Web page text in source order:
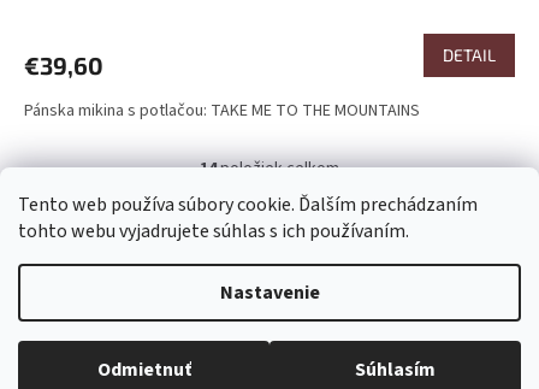
Tento web používa súbory cookie. Ďalším prechádzaním
tohto webu vyjadrujete súhlas s ich používaním.
Nastavenie
Odmietnuť Súhlasím
€39,60 DETAIL
Pánska mikina s potlačou: TAKE ME TO THE MOUNTAINS
v
l
d
a
c
i
14položiek celkom
Copyright 2026ShopKO.sk. Všetky práva vyhradené.Upraviť